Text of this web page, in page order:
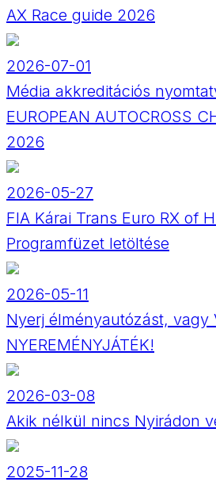
AX Race guide 2026
2026-07-01
Média akkreditációs
EUROPEAN AUTOCROSS
2026
2026-05-27
FIA Kárai Trans Euro RX of
Programfüzet letöltése
2026-05-11
Nyerj élményautózást, vagy
NYEREMÉNYJÁTÉK!
2026-03-08
Akik nélkül nincs Nyirádon
2025-11-28